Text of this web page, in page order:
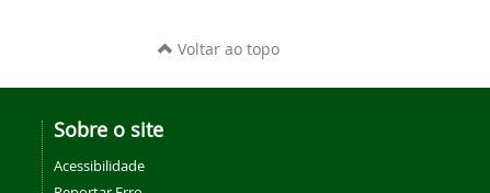
Voltar ao topo
Sobre o site
Acessibilidade